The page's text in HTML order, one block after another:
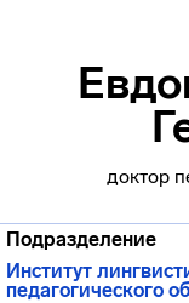
доктор
Подразделение
Институт
педагогического